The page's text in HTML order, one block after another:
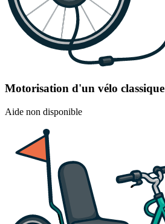
Motorisation d'un vélo classique
Aide non disponible